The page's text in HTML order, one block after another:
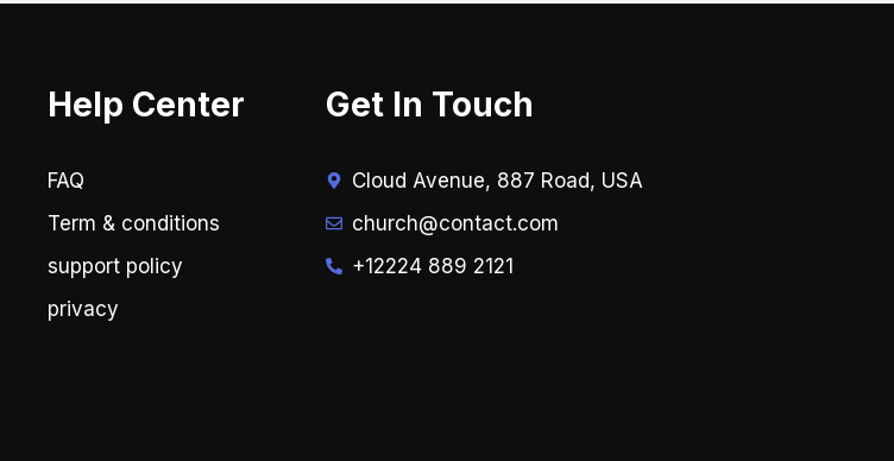
Help Center
FAQ
Term & conditions
support policy
privacy
Get In Touch
Cloud Avenue, 887 Road, USA
church@contact.com
+12224 889 2121